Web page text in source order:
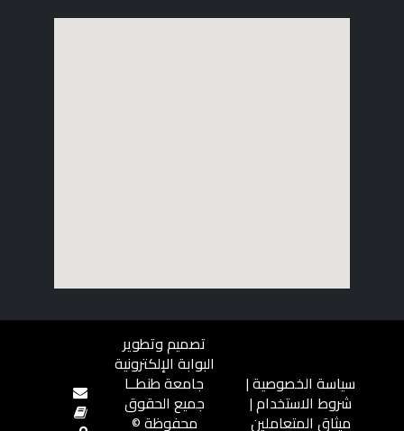
سياسة الخصوصية|
شروط الاستخدام|
ميثاق المتعاملين
تصميم وتطوير
البوابة الإلكترونية
جامعة طنطــا
جميع الحقوق
محفوظة ©